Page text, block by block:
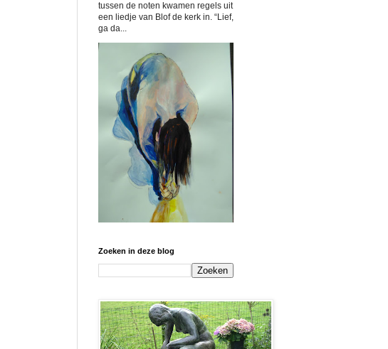
tussen de noten kwamen regels uit
een liedje van Blof de kerk in. “Lief,
ga da...
Zoeken in deze blog